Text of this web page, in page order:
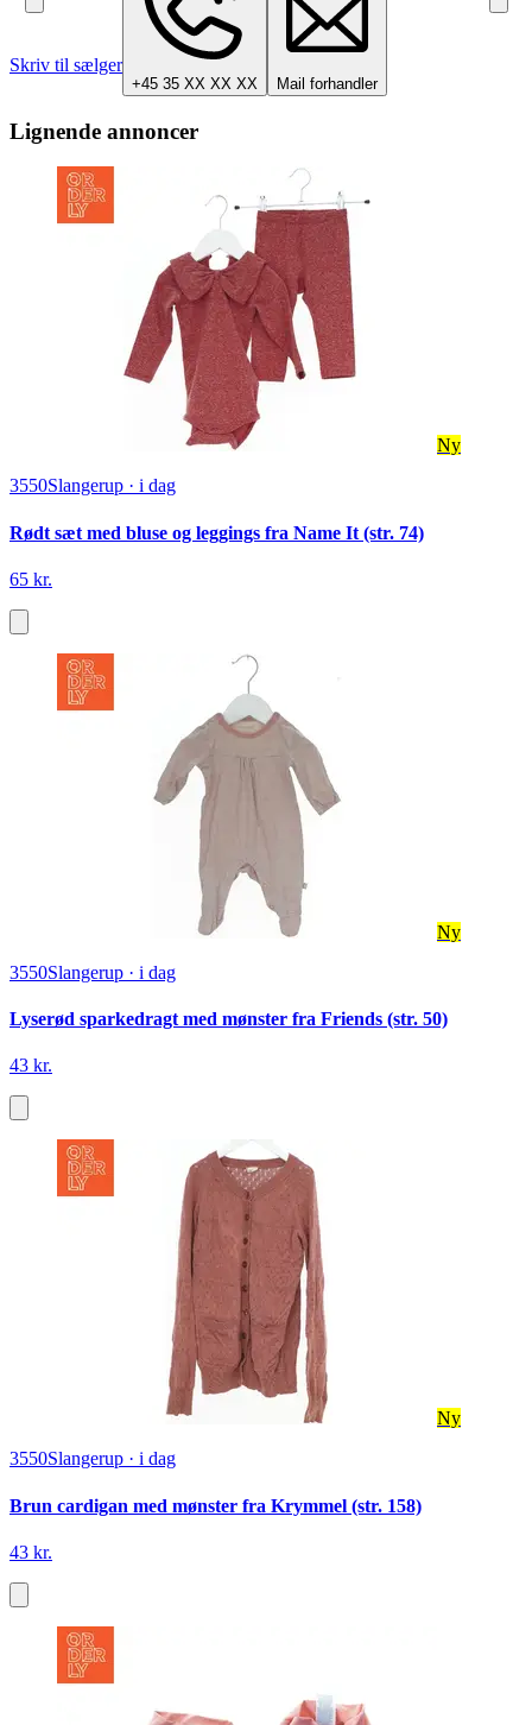
Skriv til sælger
+45 35 XX XX XX Mail forhandler
Lignende annoncer
Ny
3550Slangerup · i dag
Rødt sæt med bluse og leggings fra Name It (str. 74)
65 kr.
Ny
3550Slangerup · i dag
Lyserød sparkedragt med mønster fra Friends (str. 50)
43 kr.
Ny
3550Slangerup · i dag
Brun cardigan med mønster fra Krymmel (str. 158)
43 kr.